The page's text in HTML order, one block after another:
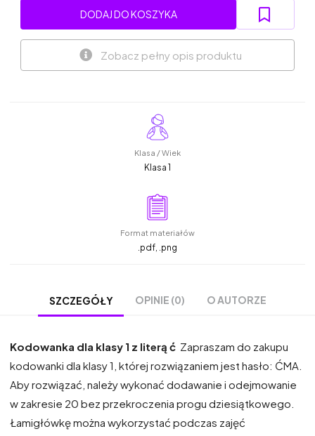
DODAJ DO KOSZYKA
Zobacz pełny opis produktu
Klasa / Wiek
Klasa 1
Format materiałów
.pdf, .png
SZCZEGÓŁY OPINIE (0) O AUTORZE
Kodowanka dla klasy 1 z literą ć Zapraszam do zakupu
kodowanki dla klasy 1, której rozwiązaniem jest hasło: ĆMA.
Aby rozwiązać, należy wykonać dodawanie i odejmowanie
w zakresie 20 bez przekroczenia progu dziesiątkowego.
Łamigłówkę można wykorzystać podczas zajęć